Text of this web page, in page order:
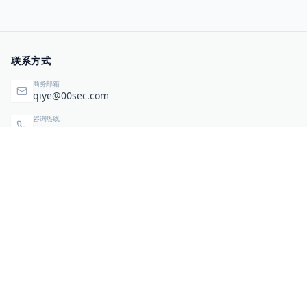
联系方式
商务邮箱
qiye@00sec.com
咨询热线